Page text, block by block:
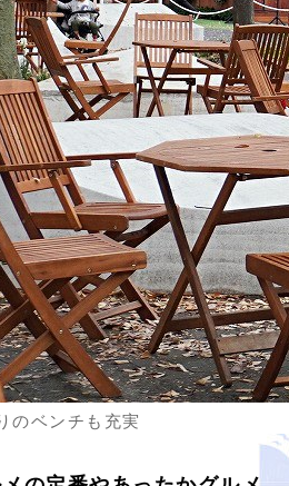
のベンチも充実